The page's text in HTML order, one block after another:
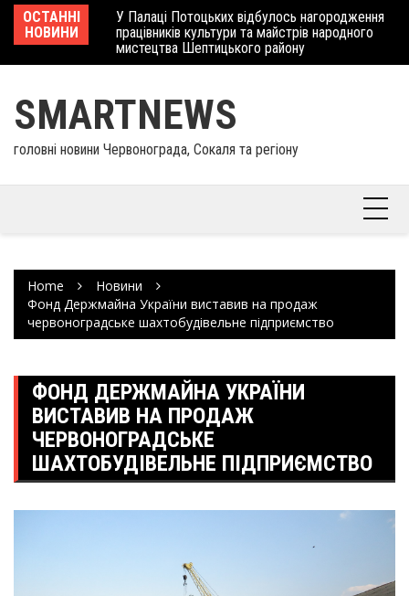
Skip
content
ОСТАННІ
НОВИНИ
У Палаці Потоцьких відбулось нагородження
працівників культури та майстрів народного
мистецтва Шептицького району
SMARTNEWS
головні новини Червонограда, Сокаля та регіону
Home
Новини
Фонд Держмайна України виставив на продаж
червоноградське шахтобудівельне підприємство
ФОНД ДЕРЖМАЙНА УКРАЇНИ
ВИСТАВИВ НА ПРОДАЖ
ЧЕРВОНОГРАДСЬКЕ
ШАХТОБУДІВЕЛЬНЕ ПІДПРИЄМСТВО